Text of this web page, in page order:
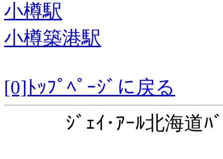
小樽駅
小樽築港駅
[0]ﾄｯﾌﾟﾍﾟｰｼﾞに戻る
ｼﾞｪｲ･ｱｰﾙ北海道